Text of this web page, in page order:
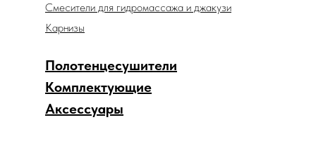
Аксессуары
Комплектующие
Смесители для гидромассажа и джакузи
Карнизы
Полотенцесушители